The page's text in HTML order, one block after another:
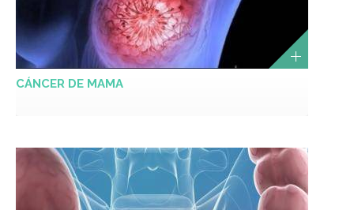
CÁNCER DE MAMA